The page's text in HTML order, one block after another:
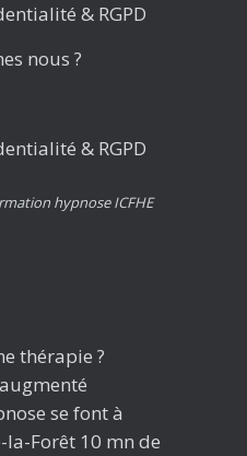
& RGPD
nous ?
& RGPD
hypnose ICFHE
thérapie ?
se font à
Forêt 10 mn de